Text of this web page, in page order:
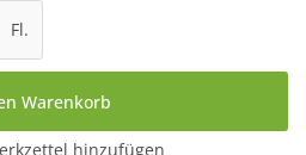
den gewünschten
Fl.
Warenkorb
hinzufügen